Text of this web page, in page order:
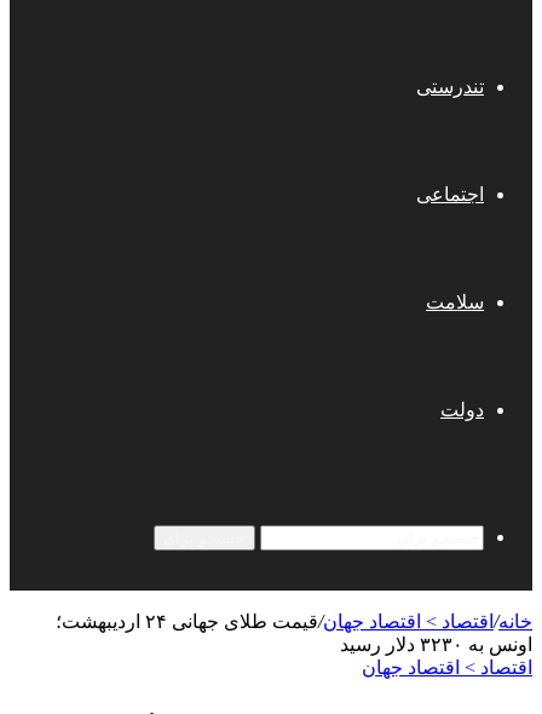
تندرستی
اجتماعی
سلامت
دولت
خانه/ اقتصاد > اقتصاد جهان/
قیمت طلای جهانی ۲۴ اردیبهشت؛
اونس به ۳۲۳۰ دلار رسید
اقتصاد > اقتصاد جهان